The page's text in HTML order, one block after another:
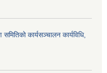
कार्यसञ्चालन कार्यविधि,